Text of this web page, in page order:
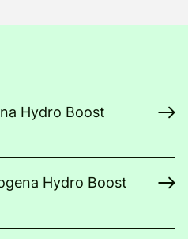
Hydro Boost
Hydro Boost